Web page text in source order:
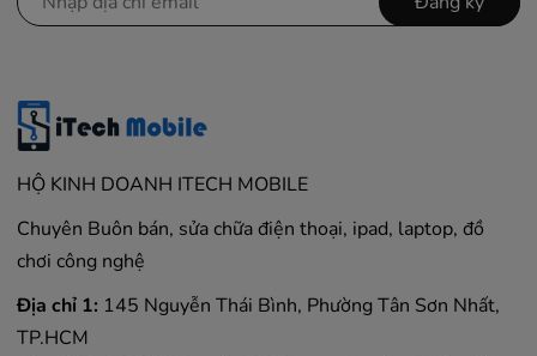
HỘ KINH DOANH ITECH MOBILE
Chuyên Buôn bán, sửa chữa điện thoại, ipad, laptop, đồ
chơi công nghệ
Địa chỉ 1: 145 Nguyễn Thái Bình, Phường Tân Sơn Nhất,
TP.HCM